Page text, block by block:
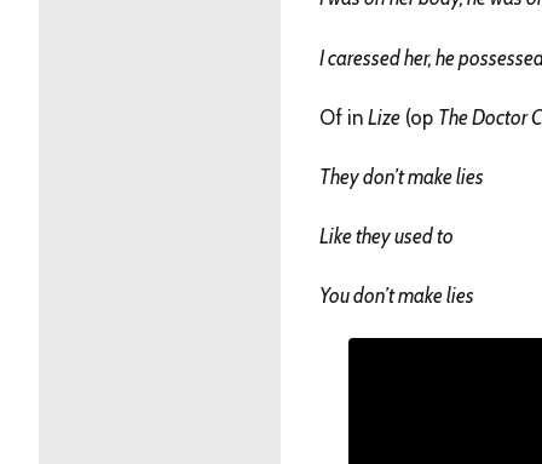
I caressed her, he
Of in Lize (op The Doctor
They don’t make lies
Like they used to
You don’t make lies